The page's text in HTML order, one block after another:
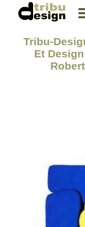
Tribu-
Et